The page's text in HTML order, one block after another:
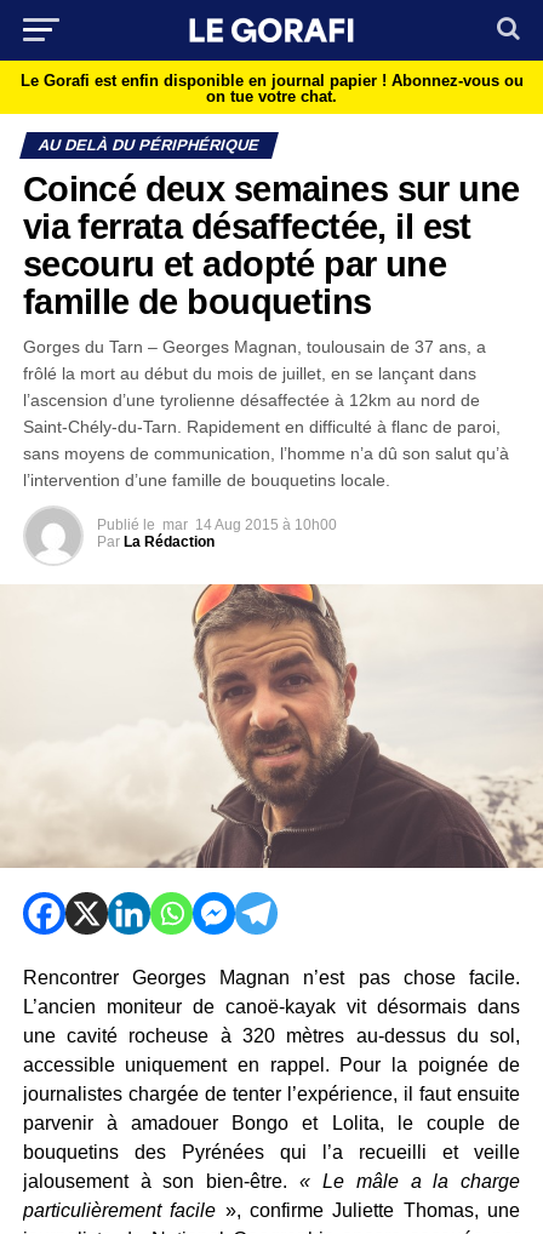
Le Gorafi est enfin disponible en journal papier ! Abonnez-vous ou
on tue votre chat.
AU DELÀ DU PÉRIPHÉRIQUE
Coincé deux semaines sur une
via ferrata désaffectée, il est
secouru et adopté par une
famille de bouquetins
Gorges du Tarn – Georges Magnan, toulousain de 37 ans, a
frôlé la mort au début du mois de juillet, en se lançant dans
l’ascension d’une tyrolienne désaffectée à 12km au nord de
Saint-Chély-du-Tarn. Rapidement en difficulté à flanc de paroi,
sans moyens de communication, l’homme n’a dû son salut qu’à
l’intervention d’une famille de bouquetins locale.
Publié le mar 14 Aug 2015 à 10h00
Par La Rédaction
Rencontrer Georges Magnan n’est pas chose facile.
L’ancien moniteur de canoë-kayak vit désormais dans
une cavité rocheuse à 320 mètres au-dessus du sol,
accessible uniquement en rappel. Pour la poignée de
journalistes chargée de tenter l’expérience, il faut ensuite
parvenir à amadouer Bongo et Lolita, le couple de
bouquetins des Pyrénées qui l’a recueilli et veille
jalousement à son bien-être.« Le mâle a la charge
particulièrement facile », confirme Juliette Thomas, une